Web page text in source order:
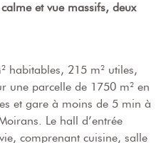
et vue massifs, deux
habitables, 215 m² utiles,
une parcelle de 1750 m² en
et gare à moins de 5 min à
Le hall d’entrée
comprenant cuisine, salle